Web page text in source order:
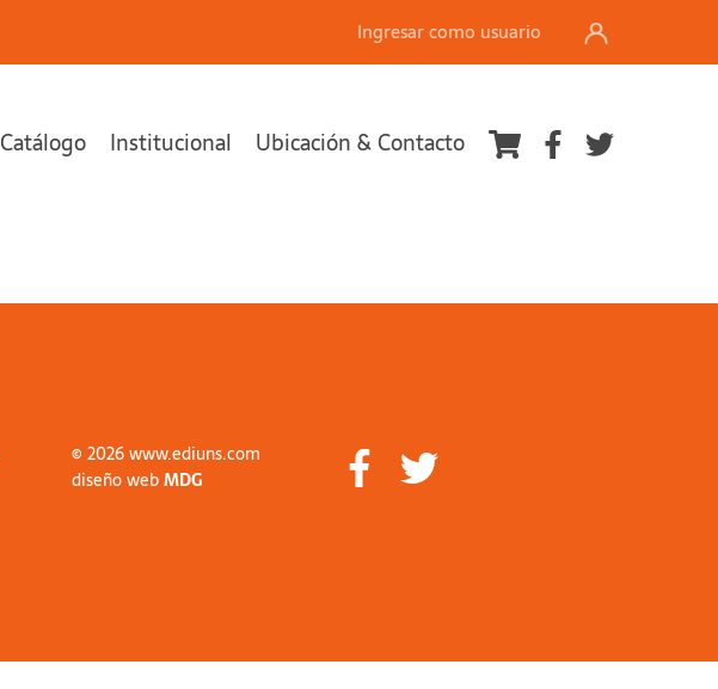
Ingresar como usuario
Catálogo Institucional Ubicación & Contacto
© 2026 www.ediuns.com
diseño webMDG